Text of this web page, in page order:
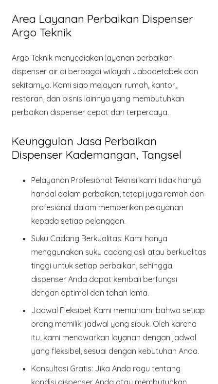
Area Layanan Perbaikan Dispenser
Argo Teknik
Argo Teknik menyediakan layanan perbaikan
dispenser air di berbagai wilayah Jabodetabek dan
sekitarnya. Kami siap melayani rumah, kantor,
restoran, dan bisnis lainnya yang membutuhkan
perbaikan dispenser cepat dan terpercaya.
Keunggulan Jasa Perbaikan
Dispenser Kademangan, Tangsel
Pelayanan Profesional: Teknisi kami tidak hanya
handal dalam perbaikan, tetapi juga ramah dan
profesional dalam memberikan pelayanan
kepada setiap pelanggan.
Suku Cadang Berkualitas: Kami hanya
menggunakan suku cadang asli atau berkualitas
tinggi untuk setiap perbaikan, sehingga
dispenser Anda dapat kembali berfungsi
dengan optimal dan tahan lama.
Jadwal Fleksibel: Kami memahami bahwa setiap
orang memiliki jadwal yang sibuk. Oleh karena
itu, kami menawarkan layanan dengan jadwal
yang fleksibel, sesuai dengan kebutuhan Anda.
Konsultasi Gratis: Jika Anda ragu tentang
kondisi dispenser Anda atau membutuhkan